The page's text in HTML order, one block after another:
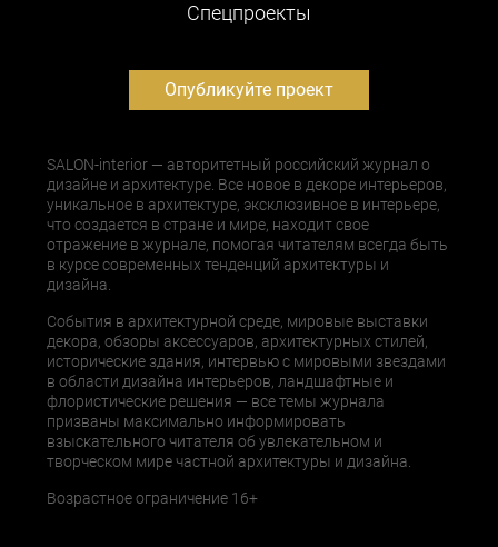
Cпецпроекты
Опубликуйте проект
SALON-interior — авторитетный российский журнал о
дизайне и архитектуре. Все новое в декоре интерьеров,
уникальное в архитектуре, эксклюзивное в интерьере,
что создается в стране и мире, находит свое
отражение в журнале, помогая читателям всегда быть
в курсе современных тенденций архитектуры и
дизайна.
События в архитектурной среде, мировые выставки
декора, обзоры аксессуаров, архитектурных стилей,
исторические здания, интервью с мировыми звездами
в области дизайна интерьеров, ландшафтные и
флористические решения — все темы журнала
призваны максимально информировать
взыскательного читателя об увлекательном и
творческом мире частной архитектуры и дизайна.
Возрастное ограничение 16+